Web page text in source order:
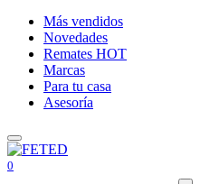
Más vendidos
Novedades
Remates HOT
Marcas
Para tu casa
Asesoría
0